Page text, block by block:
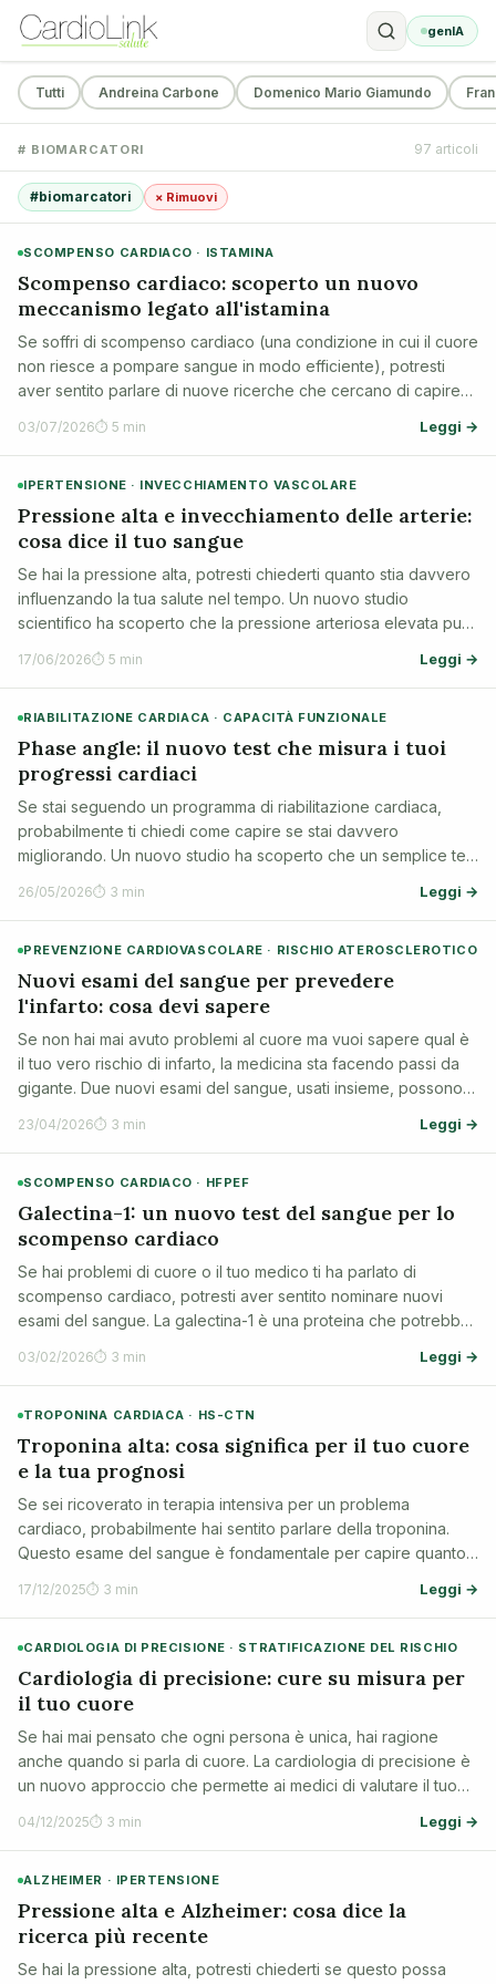
genIA
Tutti Andreina Carbone Domenico Mario Giamundo
# BIOMARCATORI 97 articoli
#biomarcatori × Rimuovi
SCOMPENSO CARDIACO · ISTAMINA
Scompenso cardiaco: scoperto un nuovo
meccanismo legato all'istamina
Se soffri di scompenso cardiaco (una condizione in cui il cuore
non riesce a pompare sangue in modo efficiente), potresti
aver sentito parlare di nuove ricerche che cercano di capire
meglio questa malattia. Uno studio recente, firmato da Zhang
et al., ha scope…
03/07/2026⏱ 5 min Leggi →
IPERTENSIONE · INVECCHIAMENTO VASCOLARE
Pressione alta e invecchiamento delle arterie:
cosa dice il tuo sangue
Se hai la pressione alta, potresti chiederti quanto stia davvero
influenzando la tua salute nel tempo. Un nuovo studio
scientifico ha scoperto che la pressione arteriosa elevata può
far invecchiare le arterie più velocemente del previsto, e che
alcune proteine…
17/06/2026⏱ 5 min Leggi →
RIABILITAZIONE CARDIACA · CAPACITÀ FUNZIONALE
Phase angle: il nuovo test che misura i tuoi
progressi cardiaci
Se stai seguendo un programma di riabilitazione cardiaca,
probabilmente ti chiedi come capire se stai davvero
migliorando. Un nuovo studio ha scoperto che un semplice test
chiamato phase angle può misurare i tuoi progressi in modo
preciso e veloce, senza alcun…
26/05/2026⏱ 3 min Leggi →
PREVENZIONE CARDIOVASCOLARE · RISCHIO ATEROSCLEROTICO
Nuovi esami del sangue per prevedere
l'infarto: cosa devi sapere
Se non hai mai avuto problemi al cuore ma vuoi sapere qual è
il tuo vero rischio di infarto, la medicina sta facendo passi da
gigante. Due nuovi esami del sangue, usati insieme, possono
identificare chi ha un rischio più alto di quello che sembrava. Ti
spieghi…
23/04/2026⏱ 3 min Leggi →
SCOMPENSO CARDIACO · HFPEF
Galectina-1: un nuovo test del sangue per lo
scompenso cardiaco
Se hai problemi di cuore o il tuo medico ti ha parlato di
scompenso cardiaco, potresti aver sentito nominare nuovi
esami del sangue. La galectina-1 è una proteina che potrebbe
aiutare a scoprire precocemente un tipo particolare di
scompenso cardiaco, anche qua…
03/02/2026⏱ 3 min Leggi →
TROPONINA CARDIACA · HS-CTN
Troponina alta: cosa significa per il tuo cuore
e la tua prognosi
Se sei ricoverato in terapia intensiva per un problema
cardiaco, probabilmente hai sentito parlare della troponina.
Questo esame del sangue è fondamentale per capire quanto il
tuo cuore sia stato danneggiato e quale sia la tua prognosi. Ti
spieghiamo cosa sign…
17/12/2025⏱ 3 min Leggi →
CARDIOLOGIA DI PRECISIONE · STRATIFICAZIONE DEL RISCHIO
Cardiologia di precisione: cure su misura per
il tuo cuore
Se hai mai pensato che ogni persona è unica, hai ragione
anche quando si parla di cuore. La cardiologia di precisione è
un nuovo approccio che permette ai medici di valutare il tuo
rischio cardiovascolare in modo più accurato e di scegliere le
cure più adatte …
04/12/2025⏱ 3 min Leggi →
ALZHEIMER · IPERTENSIONE
Pressione alta e Alzheimer: cosa dice la
ricerca più recente
Se hai la pressione alta, potresti chiederti se questo possa